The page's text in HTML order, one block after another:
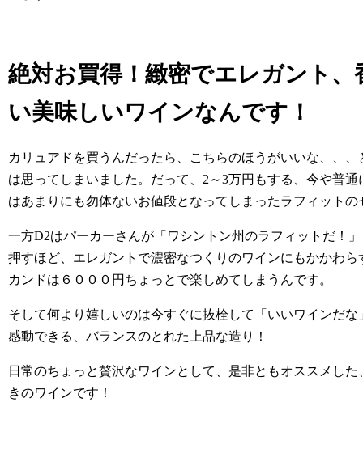
絶対お買得！ 緻密でエレガント、
い美味しいワインなんです！
カリュアドを買うんだったら、こちらのほうがいいな、、、
は思ってしまいました。だって、2～3万円もする、今や普通
はあまりにも勿体ないお値段となってしまったラフィットの
一方D2はパーカーさんが「ワシントン州のラフィットだ！
押すほど、エレガントで濃密なつくりのワインにもかかわら
カンドは６０００円ちょっとで楽しめてしまうんです。
そして何より嬉しいのは今すぐに抜栓して「いいワインだな
感動できる、バランスのとれた上品な造り！
日常のちょっと贅沢なワインとして、是非ともオススメした
きのワインです！